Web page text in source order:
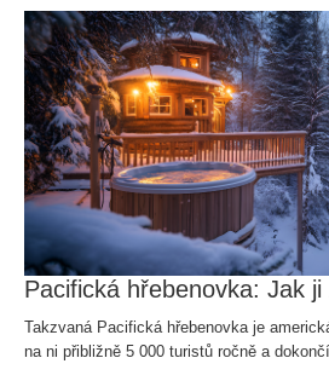
Pacifická hřebenovka: Jak ji
Takzvaná Pacifická hřebenovka je
na ni přibližně 5 000 turistů ročně a